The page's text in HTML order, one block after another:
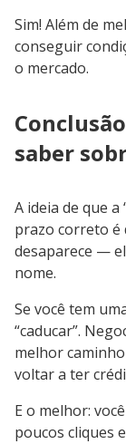
Sim! Além de
conseguir
o mercado.
saber
A ideia de que a
prazo correto é
desaparece —
nome.
Se você tem
“caducar”.
melhor
voltar a ter
E o melhor:
poucos cliques